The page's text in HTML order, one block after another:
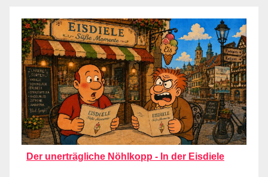
Der unerträgliche Nöhlkopp - In der Eisdiele